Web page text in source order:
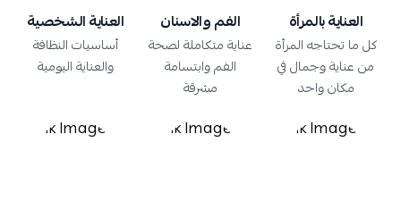
العناية بالمرأة
كل ما تحتاجه المرأة
من عناية وجمال في
مكان واحد
الفم والاسنان
عناية متكاملة لصحة
الفم وابتسامة
مشرقة
العناية الشخصية
أساسيات النظافة
والعناية اليومية